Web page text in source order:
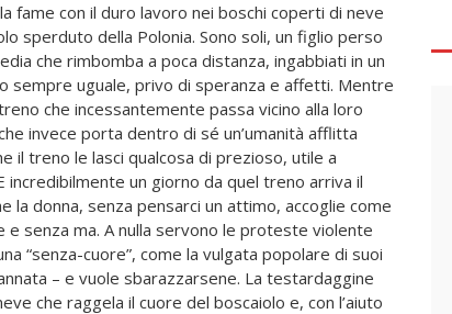
fame con il duro lavoro nei boschi coperti di neve
sperduto della Polonia. Sono soli, un figlio perso
che rimbomba a poca distanza, ingabbiati in un
sempre uguale, privo di speranza e affetti. Mentre
che incessantemente passa vicino alla loro
invece porta dentro di sé un’umanità afflitta
il treno le lasci qualcosa di prezioso, utile a
un giorno da quel treno arriva il
la donna, senza pensarci un attimo, accoglie come
e senza ma. A nulla servono le proteste violente
“senza-cuore”, come la vulgata popolare di suoi
– e vuole sbarazzarsene. La testardaggine
che raggela il cuore del boscaiolo e, con l’aiuto